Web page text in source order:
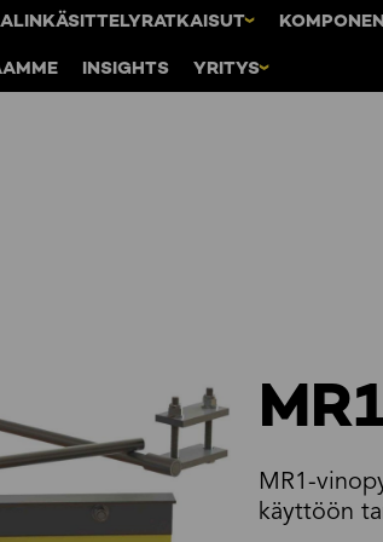
INSIGHTS YRITYS
MR1-
käyttöön